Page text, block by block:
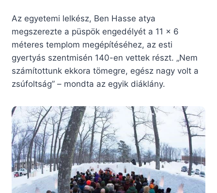
Az egyetemi lelkész, Ben Hasse atya
megszerezte a püspök engedélyét a 11 x 6
méteres templom megépítéséhez, az esti
gyertyás szentmisén 140-en vettek részt. „Nem
számítottunk ekkora tömegre, egész nagy volt a
zsúfoltság” – mondta az egyik diáklány.